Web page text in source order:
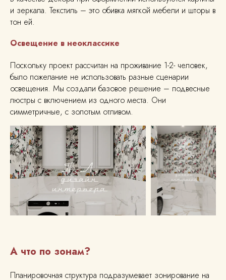
и зеркала. Текстиль – это обивка мягкой мебели и шторы в
тон ей.
Освещение в неоклассике
Поскольку проект рассчитан на проживание 1-2- человек,
было пожелание не использовать разные сценарии
освещения. Мы создали базовое решение – подвесные
люстры с включением из одного места. Они
симметричные, с золотым отливом.
А что по зонам?
Планировочная структура подразумевает зонирование на